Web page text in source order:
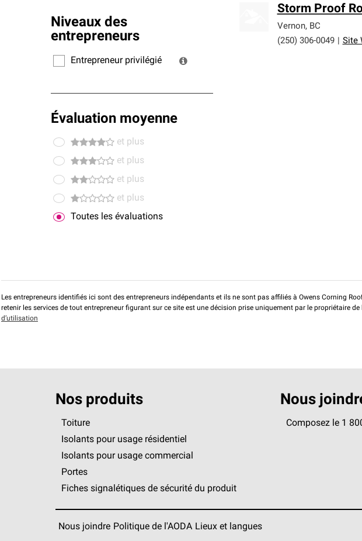
Niveaux des
entrepreneurs
Entrepreneur privilégié
Évaluation moyenne
et plus
et plus
et plus
et plus
Toutes les évaluations
qui répondent à des normes
Storm Proof
Vernon, BC
(250) 306-0049
Site
Les entrepreneurs identifiés ici sont des entrepreneurs indépendants et ils ne sont pas affiliés à Owens Corning
retenir les services de tout entrepreneur figurant sur ce site est une décision prise uniquement par le propriétaire
d’utilisation
Nos produits
Toiture
Isolants pour usage résidentiel
Isolants pour usage commercial
Portes
Fiches signalétiques de sécurité du produit
Nous
Composez le 1
Nous joindre Politique de l'AODA Lieux et langues